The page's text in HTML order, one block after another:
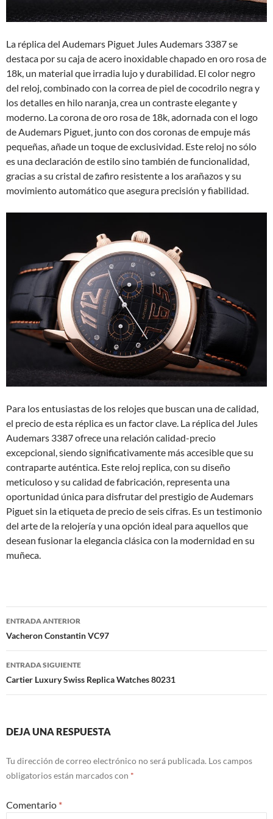
La réplica del Audemars Piguet Jules Audemars 3387 se
destaca por su caja de acero inoxidable chapado en oro rosa de
18k, un material que irradia lujo y durabilidad. El color negro
del reloj, combinado con la correa de piel de cocodrilo negra y
los detalles en hilo naranja, crea un contraste elegante y
moderno. La corona de oro rosa de 18k, adornada con el logo
de Audemars Piguet, junto con dos coronas de empuje más
pequeñas, añade un toque de exclusividad. Este reloj no sólo
es una declaración de estilo sino también de funcionalidad,
gracias a su cristal de zafiro resistente a los arañazos y su
movimiento automático que asegura precisión y fiabilidad.
Para los entusiastas de los relojes que buscan una de calidad,
el precio de esta réplica es un factor clave. La réplica del Jules
Audemars 3387 ofrece una relación calidad-precio
excepcional, siendo significativamente más accesible que su
contraparte auténtica. Este reloj replica, con su diseño
meticuloso y su calidad de fabricación, representa una
oportunidad única para disfrutar del prestigio de Audemars
Piguet sin la etiqueta de precio de seis cifras. Es un testimonio
del arte de la relojería y una opción ideal para aquellos que
desean fusionar la elegancia clásica con la modernidad en su
muñeca.
Navegación
de
entradas
ENTRADA ANTERIOR
Vacheron Constantin VC97
ENTRADA SIGUIENTE
Cartier Luxury Swiss Replica Watches 80231
DEJA UNA RESPUESTA
Tu dirección de correo electrónico no será publicada. Los campos
obligatorios están marcados con *
Comentario *